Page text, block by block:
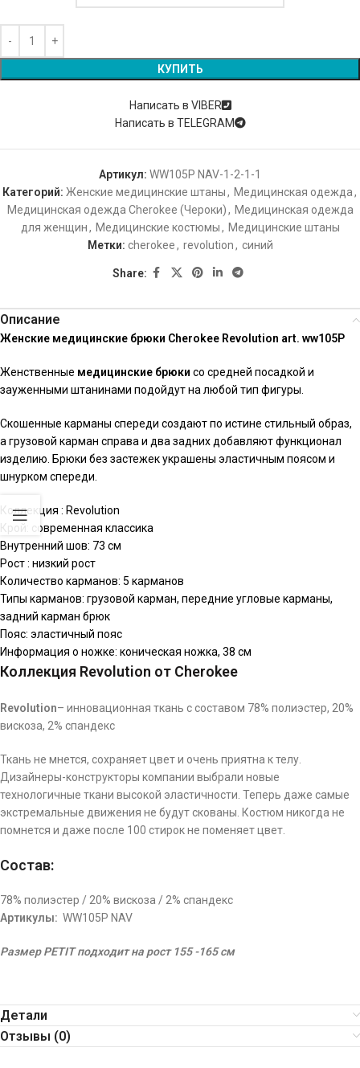
КУПИТЬ
Написать в VIBER
Написать в TELEGRAM
Артикул: WW105P NAV-1-2-1-1
Категорий: Женские медицинские штаны, Медицинская одежда,
Медицинская одежда Cherokee (Чероки), Медицинская одежда
для женщин, Медицинские костюмы, Медицинские штаны
Метки: cherokee, revolution, синий
Share:
Описание
Женские медицинские брюки Cherokee Revolution art. ww105P
Женственные медицинские брюки со средней посадкой и
зауженными штанинами подойдут на любой тип фигуры.
Скошенные карманы спереди создают по истине стильный образ,
а грузовой карман справа и два задних добавляют функционал
изделию. Брюки без застежек украшены эластичным поясом и
шнурком спереди.
Коллекция : Revolution
Крой: современная классика
Внутренний шов: 73 см
Рост : низкий рост
Количество карманов: 5 карманов
Типы карманов: грузовой карман, передние угловые карманы,
задний карман брюк
Пояс: эластичный пояс
Информация о ножке: коническая ножка, 38 см
Коллекция Revolution от Cherokee
Revolution– инновационная ткань с составом 78% полиэстер, 20%
вискоза, 2% спандекс
Ткань не мнется, сохраняет цвет и очень приятна к телу.
Дизайнеры-конструкторы компании выбрали новые
технологичные ткани высокой эластичности. Теперь даже самые
экстремальные движения не будут скованы. Костюм никогда не
помнется и даже после 100 стирок не поменяет цвет.
Состав:
78% полиэстер / 20% вискоза / 2% спандекс
Артикулы: WW105P NAV
Размер PETIT подходит на рост 155 -165 см
Детали
Отзывы (0)